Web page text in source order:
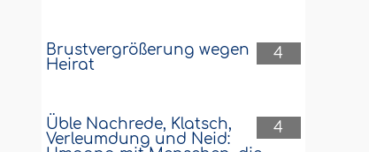
4
Brustvergrößerung wegen
Heirat
4
Üble Nachrede, Klatsch,
Verleumdung und Neid: